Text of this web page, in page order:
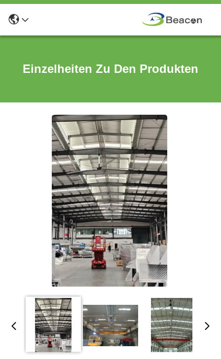
Einzelheiten Zu Den Produkten